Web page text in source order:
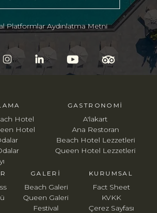
Hotel
Hotel
GASTRONOMI
A'lakart
Ana Restoran
Beach Hotel Lezzetleri
Queen Hotel Lezzetleri
KURUMSAL
Fact Sheet
KVKK
Çerez Sayfası
GALERI
Beach Galeri
Queen Galeri
Festival
Platformlar Aydınlatma Metni